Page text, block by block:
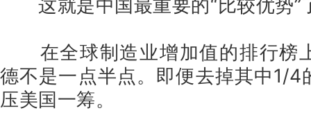
这就是中国最重要的“比较优势”
在全球制造业增加值的排行榜
德不是一点半点。即便去掉其中1/4
压美国一筹。